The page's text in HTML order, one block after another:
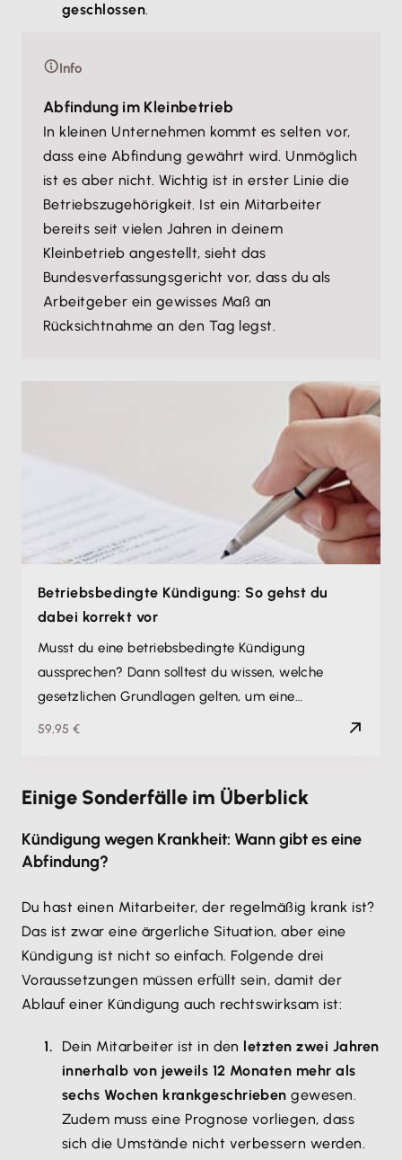
geschlossen.
Info
Abfindung im Kleinbetrieb
In kleinen Unternehmen kommt es selten vor,
dass eine Abfindung gewährt wird. Unmöglich
ist es aber nicht. Wichtig ist in erster Linie die
Betriebszugehörigkeit. Ist ein Mitarbeiter
bereits seit vielen Jahren in deinem
Kleinbetrieb angestellt, sieht das
Bundesverfassungsgericht vor, dass du als
Arbeitgeber ein gewisses Maß an
Rücksichtnahme an den Tag legst.
Betriebsbedingte Kündigung: So gehst du
dabei korrekt vor
Musst du eine betriebsbedingte Kündigung
aussprechen? Dann solltest du wissen, welche
gesetzlichen Grundlagen gelten, um eine…
59,95 €
Einige Sonderfälle im Überblick
Kündigung wegen Krankheit: Wann gibt es eine
Abfindung?
Du hast einen Mitarbeiter, der regelmäßig krank ist?
Das ist zwar eine ärgerliche Situation, aber eine
Kündigung ist nicht so einfach. Folgende drei
Voraussetzungen müssen erfüllt sein, damit der
Ablauf einer Kündigung auch rechtswirksam ist:
Dein Mitarbeiter ist in den letzten zwei Jahren
innerhalb von jeweils 12 Monaten mehr als
sechs Wochen krankgeschrieben gewesen.
Zudem muss eine Prognose vorliegen, dass
sich die Umstände nicht verbessern werden.